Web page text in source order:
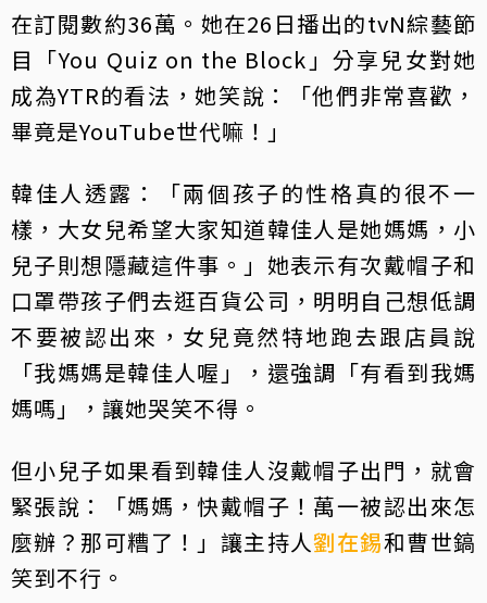
在訂閱數約36萬。她在26日播出的tvN綜藝節
目「You Quiz on the Block」分享兒女對她
成為YTR的看法，她笑說：「他們非常喜歡，
畢竟是YouTube世代嘛！」
韓佳人透露：「兩個孩子的性格真的很不一
樣，大女兒希望大家知道韓佳人是她媽媽，小
兒子則想隱藏這件事。」她表示有次戴帽子和
口罩帶孩子們去逛百貨公司，明明自己想低調
不要被認出來，女兒竟然特地跑去跟店員說
「我媽媽是韓佳人喔」，還強調「有看到我媽
媽嗎」，讓她哭笑不得。
但小兒子如果看到韓佳人沒戴帽子出門，就會
緊張說：「媽媽，快戴帽子！萬一被認出來怎
麼辦？那可糟了！」讓主持人劉在錫和曹世鎬
笑到不行。